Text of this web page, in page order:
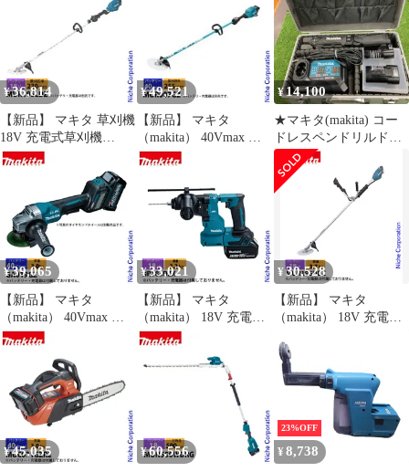
本体のみ MUC029GZN
薄刃 ハンディチェンソ
ー 電動 ミニ 小型 チェ
ンソー 純正品
MUR196SDWF 草刈機
刈払機 刈払い機 充電式
バッテリー式 電動 APT
ロアー ブロワー 電動
ハンディ バッテリ式
¥36,814
【新品】 マキタ 草刈機
18V 充電式草刈機
230mm ループハンドル
MUR195LDZ 電動草刈
機 電動 刈払機 充電式
バッテリー式 純正品 ル
ープ ハンドル
¥49,521
【新品】 マキタ
（makita） 40Vmax 充
電式草刈機 ループハン
MUR007GZ 草刈機 刈
払機 刈払い機 充電式
バッテリー式
¥14,100
★マキタ(makita) コー
ドレスペンドリルドラ
イバー
DF012DSHXB【川崎
店】
¥39,065
【新品】 マキタ
（makita） 40Vmax 充
電式ディスクグライン
GA019GZ 工具 電動 グ
ラインダー ディスクグ
ラインダー バッテリ・
充電器別売
¥33,021
【新品】 マキタ
（makita） 18V 充電式
ハンマドリル 18mm 本
¥30,528
【新品】 マキタ
（makita） 18V 充電式
のみ MUR196UDZ 草刈
機 刈払機 刈払い機 充
電式 バッテリー式 両手
¥45,035 ¥60,556
23%OFF
¥ 8,738